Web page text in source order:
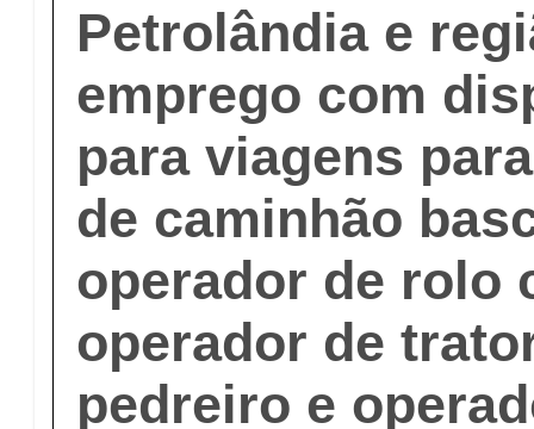
Petrolândia e
emprego com
para viagens
de caminhão
operador de rolo
operador de
pedreiro e